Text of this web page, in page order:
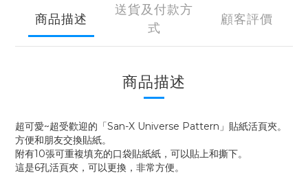
商品描述
送貨及付款方
式
顧客評價
商品描述
超可愛~超受歡迎的「San-X Universe Pattern」貼紙活頁夾。
方便和朋友交換貼紙。
附有10張可重複填充的口袋貼紙紙，可以貼上和撕下。
這是6孔活頁夾，可以更換，非常方便。